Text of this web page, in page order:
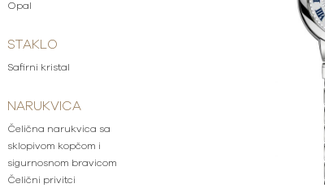
Opal
STAKLO
Safirni kristal
NARUKVICA
Čelična narukvica sa
sklopivom kopčom i
sigurnosnom bravicom
Čelični privitci